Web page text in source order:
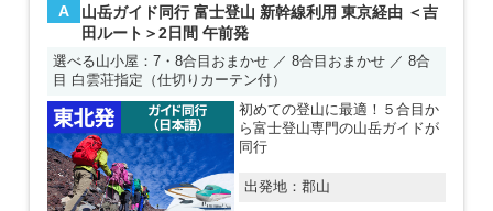
A
山岳ガイド同行 富士登山 新幹線利用 東京経由 ＜吉
田ルート＞2日間 午前発
選べる山小屋：7・8合目おまかせ ／ 8合目おまかせ ／ 8合
目 白雲荘指定（仕切りカーテン付）
初めての登山に最適！５合目か
ら富士登山専門の山岳ガイドが
同行
出発地： 郡山